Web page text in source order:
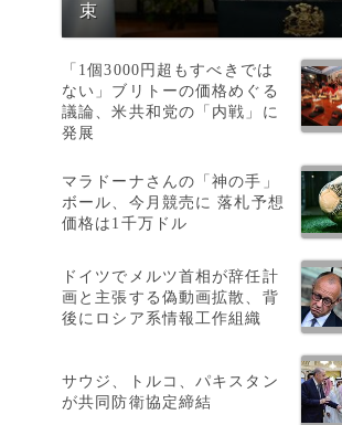
束
「1個3000円超もすべきでは
ない」ブリトーの価格めぐる
議論、米共和党の「内戦」に
発展
マラドーナさんの「神の手」
ボール、今月競売に 落札予想
価格は1千万ドル
ドイツでメルツ首相が辞任計
画と主張する偽動画拡散、背
後にロシア系情報工作組織
サウジ、トルコ、パキスタン
が共同防衛協定締結